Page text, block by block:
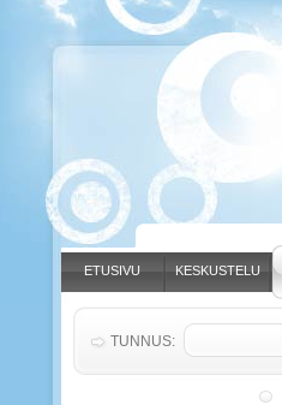
ETUSIVU KESKUSTELU
TUNNUS: